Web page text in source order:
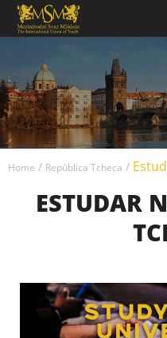
Home / República Tcheca /
ESTUDAR